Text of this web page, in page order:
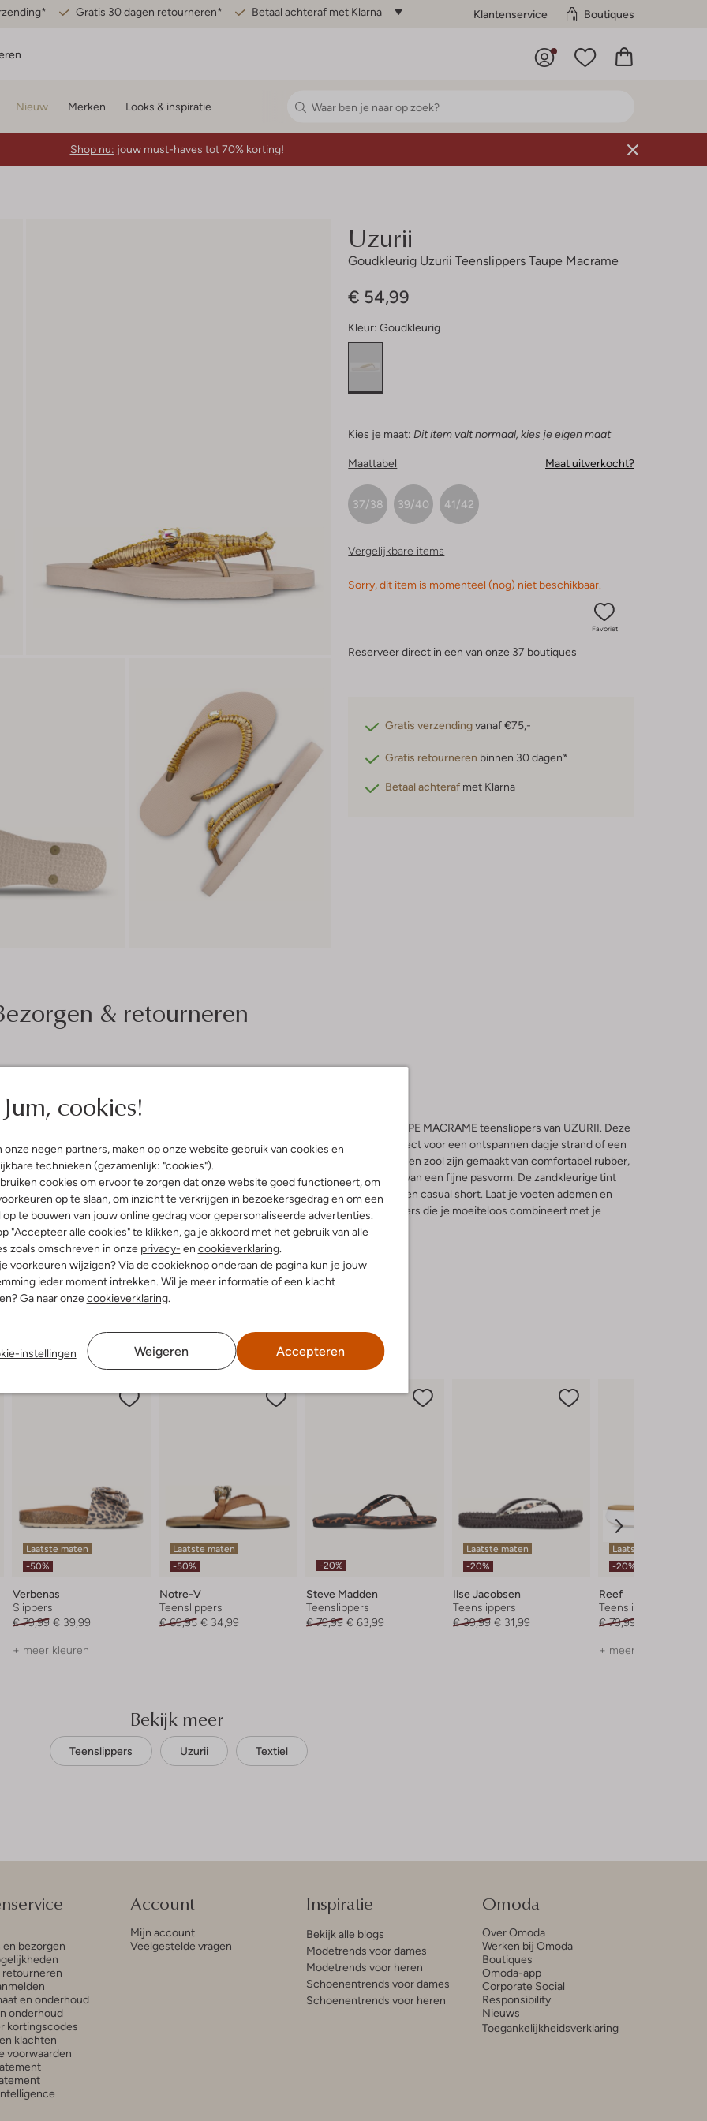
Gratis 30 dagen retourneren* Betaal achteraf met Klarna Klantenservice Boutiques
Jum, cookies!
onze negen partners, maken op onze website gebruik van cookies en
technieken (gezamenlijk: "cookies").
cookies om ervoor te zorgen dat onze website goed functioneert, om
op te slaan, om inzicht te verkrijgen in bezoekersgedrag en om een
op te bouwen van jouw online gedrag voor gepersonaliseerde advertenties.
"Accepteer alle cookies" te klikken, ga je akkoord met het gebruik van alle
zoals omschreven in onze privacy- en cookieverklaring.
voorkeuren wijzigen? Via de cookieknop onderaan de pagina kun je jouw
ieder moment intrekken. Wil je meer informatie of een klacht
Ga naar onzecookieverklaring.
instellingen Weigeren Accepteren
Nieuw Merken Looks & inspiratie
Shop nu: jouw must-haves tot 70% korting!
Uzurii
Goudkleurig Uzurii Teenslippers Taupe Macrame
€ 54,99
Kleur: Goudkleurig
Kies je maat: Dit item valt normaal, kies je eigen maat
Maattabel Maat uitverkocht?
37/38 39/40 41/42
Vergelijkbare items
Sorry, dit item is momenteel (nog) niet beschikbaar.
Favoriet
Reserveer direct in een van onze 37 boutiques
Gratis verzendingvanaf €75,-
Gratis retourneren binnen 30 dagen*
Betaal achteraf met Klarna
& retourneren
& Pasvorm
Textiel
Rubber
Ronde Neus
Stap stijlvol de lente en zomer in met de TAUPE MACRAME teenslippers van UZURII. Deze
slippers hebben een ronde neus en zijn perfect voor een ontspannen dagje strand of een
gezellige picknick in het park. De binnenkant en zool zijn gemaakt van comfortabel rubber,
waardoor je de hele dag door kunt genieten van een fijne pasvorm. De zandkleurige tint
past prachtig bij een luchtige zomerjurk of een casual short. Laat je voeten ademen en
geniet van de zon met deze veelzijdige slippers die je moeiteloos combineert met je
favoriete zomerse outfits.
Laatste maten
-50%
Verbenas
Slippers
€ 79,99 € 39,99
+ meer kleuren
Laatste maten
-50%
Notre-V
Teenslippers
€ 69,95 € 34,99
-20%
Steve Madden
Teenslippers
€ 79,99 € 63,99
Laatste maten
-20%
Ilse Jacobsen
Teenslippers
€ 39,99 € 31,99
Laatste item
-20%
Reef
Teenslippers
€ 79,99
+ meer kleuren
Bekijk meer
Teenslippers Uzurii Textiel
en bezorgen
retourneren
en onderhoud
onderhoud
kortingscodes
klachten
voorwaarden
Account
Mijn account
Veelgestelde vragen
Inspiratie
Bekijk alle blogs
Modetrends voor dames
Modetrends voor heren
Schoenentrends voor dames
Schoenentrends voor heren
Omoda
Over Omoda
Werken bij Omoda
Boutiques
Omoda-app
Corporate Social
Responsibility
Nieuws
Toegankelijkheidsverklaring